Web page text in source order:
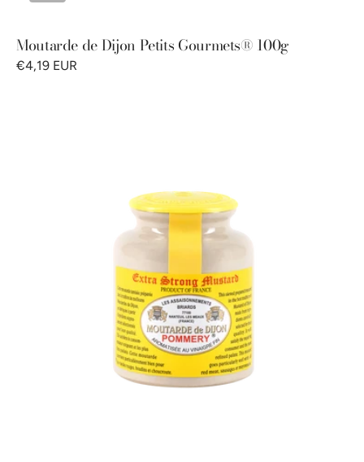
Moutarde de Dijon Petits Gourmets® 100g
€4,19 EUR